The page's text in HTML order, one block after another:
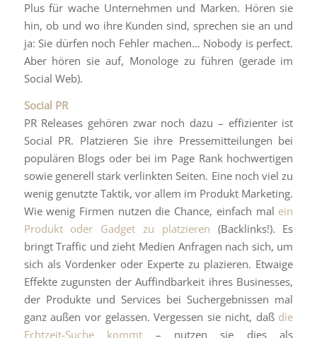
Plus für wache Unternehmen und Marken. Hören sie
hin, ob und wo ihre Kunden sind, sprechen sie an und
ja: Sie dürfen noch Fehler machen… Nobody is perfect.
Aber hören sie auf, Monologe zu führen (gerade im
Social Web).
Social PR
PR Releases gehören zwar noch dazu – effizienter ist
Social PR. Platzieren Sie ihre Pressemitteilungen bei
populären Blogs oder bei im Page Rank hochwertigen
sowie generell stark verlinkten Seiten. Eine noch viel zu
wenig genutzte Taktik, vor allem im Produkt Marketing.
Wie wenig Firmen nutzen die Chance, einfach mal ein
Produkt oder Gadget zu platzieren (Backlinks!). Es
bringt Traffic und zieht Medien Anfragen nach sich, um
sich als Vordenker oder Experte zu plazieren. Etwaige
Effekte zugunsten der Auffindbarkeit ihres Businesses,
der Produkte und Services bei Suchergebnissen mal
ganz außen vor gelassen. Vergessen sie nicht, daß die
Echtzeit-Suche kommt – nutzen sie dies als